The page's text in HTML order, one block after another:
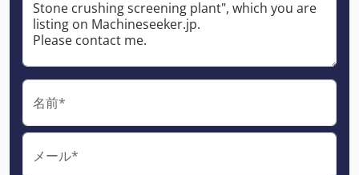
名前*
メール*